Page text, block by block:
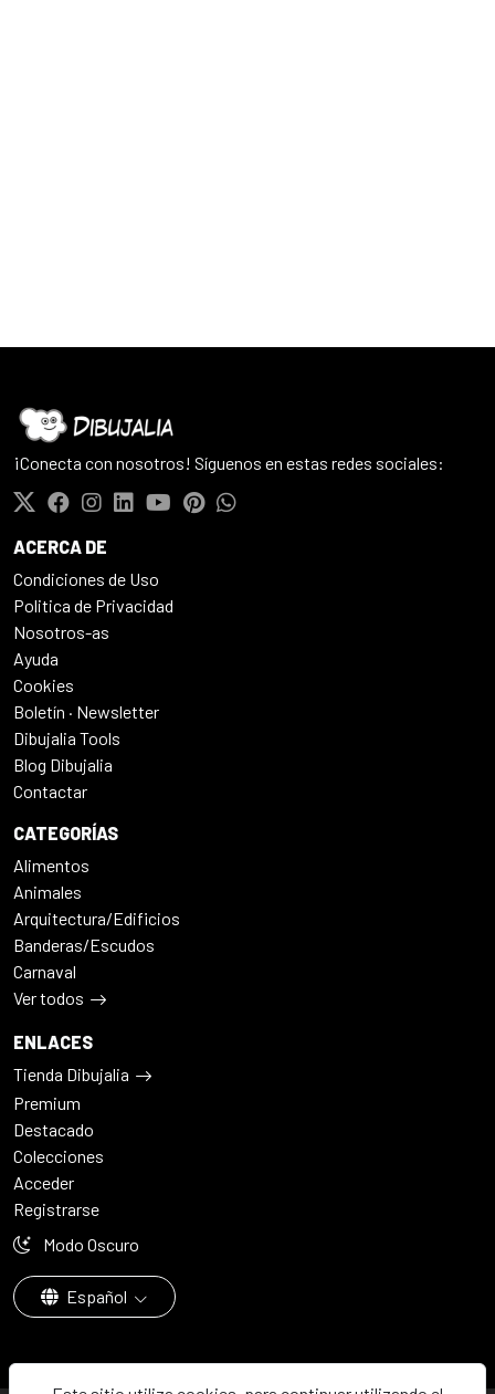
¡Conecta con nosotros! Síguenos en estas redes sociales:
ACERCA DE
Condiciones de Uso
Politica de Privacidad
Nosotros-as
Ayuda
Cookies
Boletín · Newsletter
Dibujalia Tools
Blog Dibujalia
Contactar
CATEGORÍAS
Alimentos
Animales
Arquitectura/Edificios
Banderas/Escudos
Carnaval
Ver todos
ENLACES
Tienda Dibujalia
Premium
Destacado
Colecciones
Acceder
Registrarse
Modo Oscuro
Español